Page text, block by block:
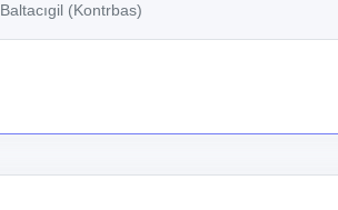
Baltacıgil (Kontrbas)